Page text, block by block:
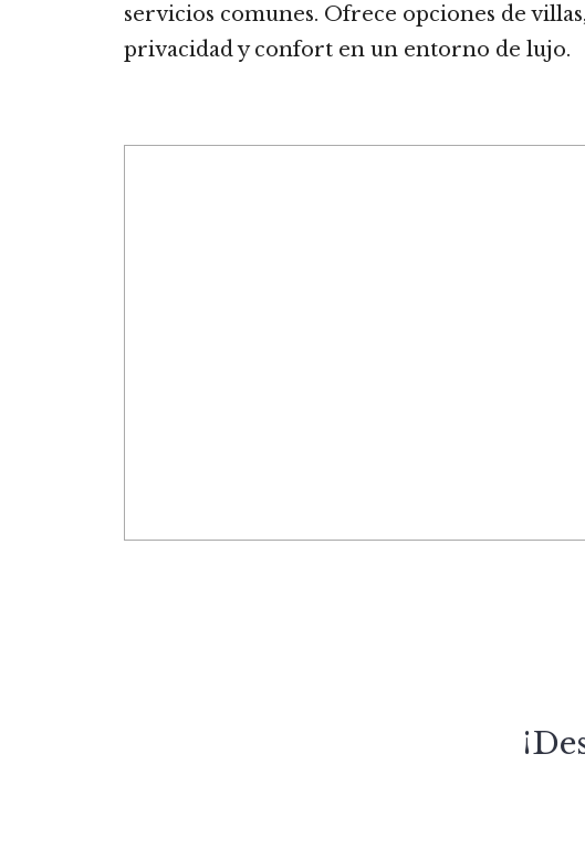
servicios comunes. Ofrece opciones de
privacidad y confort en un entorno de lujo.